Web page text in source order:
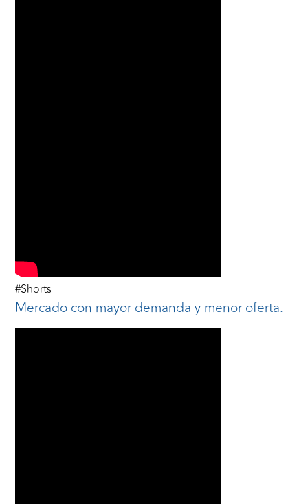
#Shorts
Mercado con mayor demanda y menor oferta.